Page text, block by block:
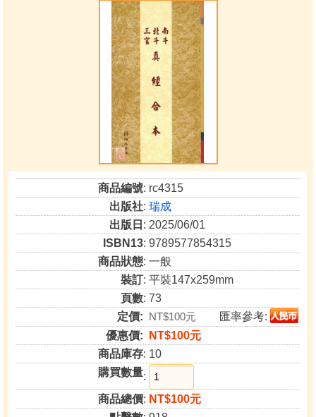
商品編號: rc4315
出版社:瑞成
出版日 : 2025/06/01
ISBN13: 9789577854315
商品狀態: 一般
裝訂: 平裝147x259mm
頁數: 73
定價: NT$100元
匯率參考:
優惠價:
NT$100元
商品庫存: 10
購買數量:
商品總價: NT$100元